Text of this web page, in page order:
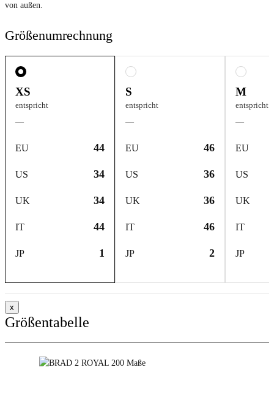
von außen.
Größenumrechnung
XS
entspricht
—
EU 44
US 34
UK 34
IT 44
JP 1
S
entspricht
—
EU 46
US 36
UK 36
IT 46
JP 2
M
entspricht
—
EU
US
UK
IT
JP
x
Größentabelle